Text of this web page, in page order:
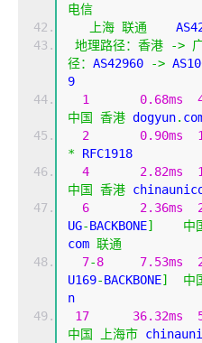
电信
上海 联通
地理路径：香港
->
径： AS42960 ->
9
1
0.68ms
中国
香港 dogyun.
2
0.90ms
* RFC1918
4
2.82ms
中国
香港
6
2.36ms
UG-BACKBONE] 中
com 联通
7-8 7.53ms
U169-BACKBONE] 中
n
17
36.32ms
中国
上海市